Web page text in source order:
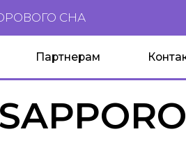
SAPPORO